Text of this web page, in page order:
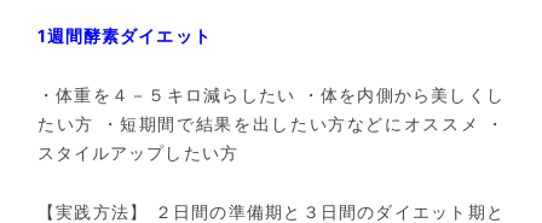
1週間酵素ダイエット
・体重を４－５キロ減らしたい ・体を内側から美しくし
たい方
・短期間で結果を出したい方などにオススメ
・
スタイルアップしたい方
【実践方法】
２日間の準備期と３日間のダイエット期と